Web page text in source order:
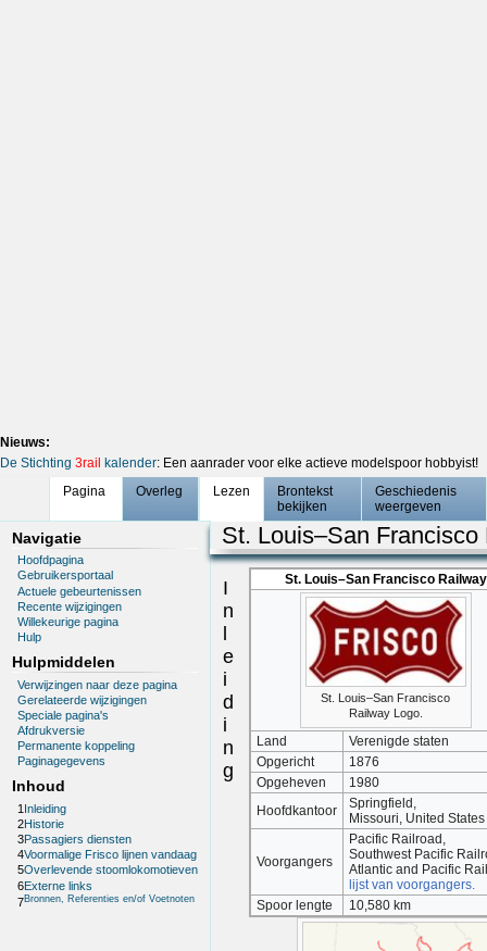
Nieuws:
De Stichting 3rail kalender: Een aanrader voor elke actieve modelspoor hobbyist!
Pagina
Overleg Lezen
Brontekst
bekijken
Geschiedenis
weergeven
Navigatie
Hoofdpagina
Gebruikersportaal
Actuele gebeurtenissen
Recente wijzigingen
Willekeurige pagina
Hulp
Hulpmiddelen
Verwijzingen naar deze pagina
Gerelateerde wijzigingen
Speciale pagina's
Afdrukversie
Permanente koppeling
Paginagegevens
Inhoud
1 Inleiding
2Historie
3Passagiers diensten
4Voormalige Frisco lijnen vandaag
5Overlevende stoomlokomotieven
6Externe links
7Bronnen, Referenties en/of Voetnoten
St. Louis–San Francisco
St. Louis–San Francisco Railway
St. Louis–San Francisco
Railway Logo.
Land
Verenigde staten
Opgericht
1876
Opgeheven
1980
Hoofdkantoor
Springfield,
Missouri, United States
Voorgangers
Pacific Railroad,
Southwest Pacific
Atlantic and Pacific
lijst van voorgangers.
Spoor lengte
10,580 km
I
n
e
i
d
i
n
g